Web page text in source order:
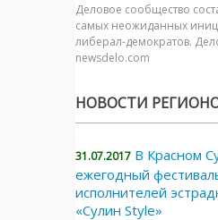
Деловое сообщество
самых неожиданных
либерал-демократов.
newsdelo.com
НОВОСТИ
31.07.2017 В Красном
ежегодный
исполнителей
«Сулин Style»